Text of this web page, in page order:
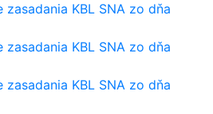
zasadania KBL SNA zo dňa
zasadania KBL SNA zo dňa
zasadania KBL SNA zo dňa